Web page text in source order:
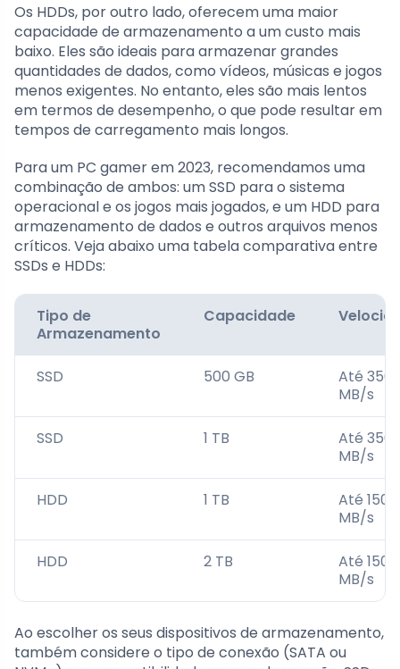
Os HDDs, por outro lado, oferecem uma maior
capacidade de armazenamento a um custo mais
baixo. Eles são ideais para armazenar grandes
quantidades de dados, como vídeos, músicas e jogos
menos exigentes. No entanto, eles são mais lentos
em termos de desempenho, o que pode resultar em
tempos de carregamento mais longos.
Para um PC gamer em 2023, recomendamos uma
combinação de ambos: um SSD para o sistema
operacional e os jogos mais jogados, e um HDD para
armazenamento de dados e outros arquivos menos
críticos. Veja abaixo uma tabela comparativa entre
SSDs e HDDs:
Tipo de
Armazenamento
Capacidade
SSD 500 GB
Até
MB/s
SSD 1 TB
Até
MB/s
HDD 1 TB
Até 150
MB/s
HDD 2 TB
Até 150
MB/s
Ao escolher os seus dispositivos de armazenamento,
também considere o tipo de conexão (SATA ou